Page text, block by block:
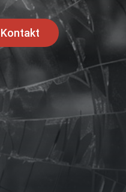
Kontakt